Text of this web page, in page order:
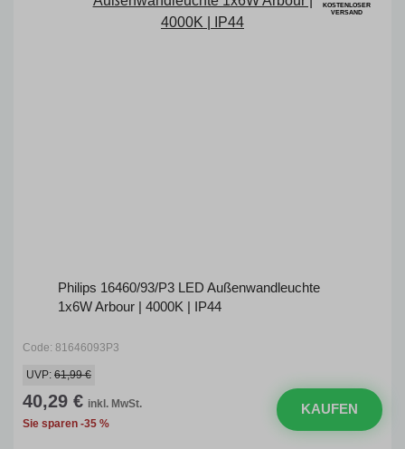
KOSTENLOSER
VERSAND
Philips 16460/93/P3 LED Außenwandleuchte
1x6W Arbour | 4000K | IP44
Code: 81646093P3
UVP: 61,99 €
40,29 € inkl. MwSt.
Sie sparen -35 %
KAUFEN